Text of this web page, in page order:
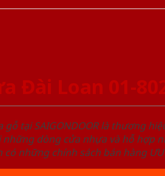
Đài Loan 01-
gỗ tại SAIGONDOOR là thương
dòng cửa nhựa và hỗ hợp
có những chính sách bán hàng